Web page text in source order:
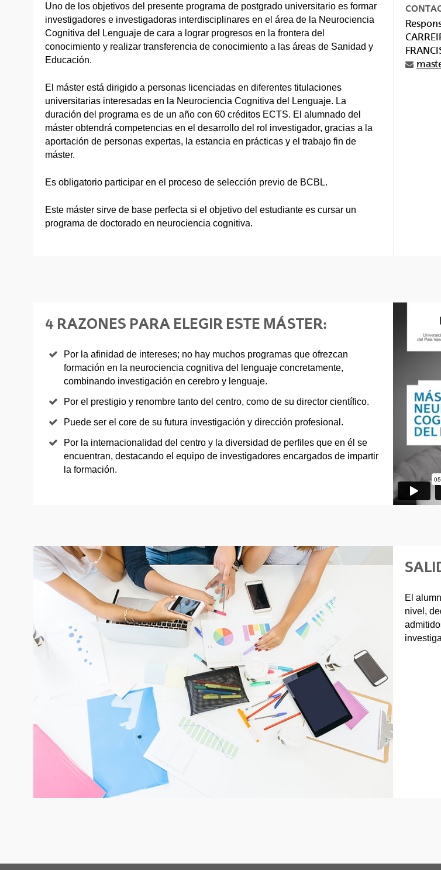
Uno de los objetivos del presente programa de postgrado universitario es formar
investigadores e investigadoras interdisciplinares en el área de la Neurociencia
Cognitiva del Lenguaje de cara a lograr progresos en la frontera del
conocimiento y realizar transferencia de conocimiento a las áreas de Sanidad y
Educación.
El máster está dirigido a personas licenciadas en diferentes titulaciones
universitarias interesadas en la Neurociencia Cognitiva del Lenguaje. La
duración del programa es de un año con 60 créditos ECTS. El alumnado del
máster obtendrá competencias en el desarrollo del rol investigador, gracias a la
aportación de personas expertas, la estancia en prácticas y el trabajo fin de
máster.
Es obligatorio participar en el proceso de selección previo de BCBL.
Este máster sirve de base perfecta si el objetivo del estudiante es cursar un
programa de doctorado en neurociencia cognitiva.
4 RAZONES PARA ELEGIR ESTE MÁSTER:
Por la afinidad de intereses; no hay muchos programas que ofrezcan
formación en la neurociencia cognitiva del lenguaje concretamente,
combinando investigación en cerebro y lenguaje.
Por el prestigio y renombre tanto del centro, como de su director científico.
Puede ser el core de su futura investigación y dirección profesional.
Por la internacionalidad del centro y la diversidad de perfiles que en él se
encuentran, destacando el equipo de investigadores encargados de impartir
la formación.
El
nivel,